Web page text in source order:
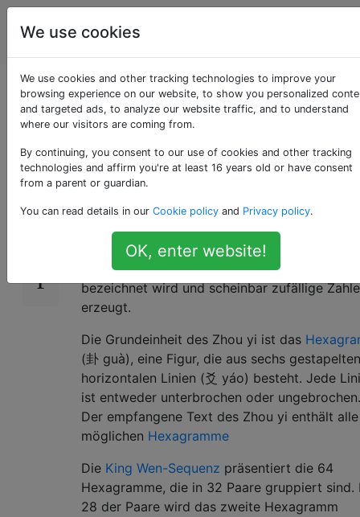
Programmierrätsel
& Code Golf
I-Ching-Paar-
Binärcomputer
Einführung
I Gingist ein alter Weissagungstext und der
älteste der chinesischen Klassiker. Es
eine Art der Wahrsagerei, die als Cleromantie
bezeichnet wird und scheinbar zufällige
erzeugt.
Die Grundeinheit des Zhou yi ist das
(卦 guà), eine Figur, die aus sechs gestapelten
horizontalen Linien (爻 yáo) besteht. Jede
ist entweder unterbrochen oder ungebrochen.
Der empfangene Text des Zhou yi enthält
möglichen Hexagramme
Die King Wen-Sequenz präsentiert die 64
Hexagramme, die in 32 Paare gruppiert sind.
28 der Paare wird das zweite Hexagramm
We use cookies
We use cookies and other tracking technologies to improve your
browsing experience on our website, to show you personalized
and targeted ads, to analyze our website traffic, and to understand
where our visitors are coming from.
By continuing, you consent to our use of cookies and other tracking
technologies and affirm you're at least 16 years old or have consent
from a parent or guardian.
You can read details in our Cookie policy and Privacy policy.
OK, enter website!